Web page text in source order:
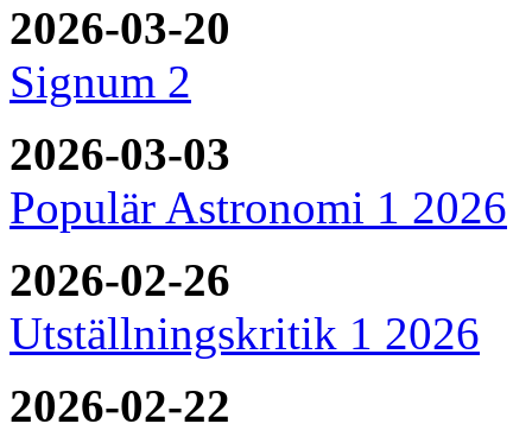
2026-03-20
Signum 2
2026-03-03
Populär Astronomi 1 2026
2026-02-26
Utställningskritik 1 2026
2026-02-22